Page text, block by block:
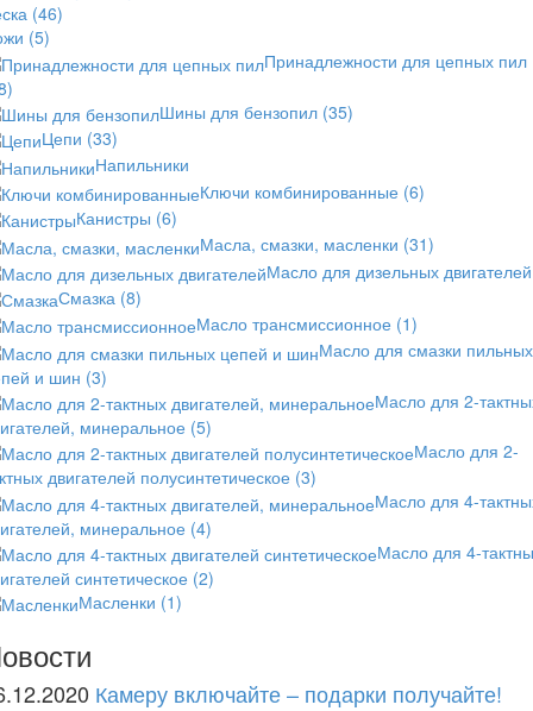
(46)
(5)
Принадлежности для цепных пил
Шины для бензопил (35)
Цепи (33)
Напильники
Ключи комбинированные (6)
Канистры (6)
Масла, смазки, масленки (31)
Масло для дизельных двигателей
Смазка (8)
Масло трансмиссионное (1)
Масло для смазки пильных
и шин (3)
Масло для 2-
минеральное (5)
Масло для 2-
двигателей полусинтетическое (3)
Масло для 4-
минеральное (4)
Масло для 4-
синтетическое (2)
Масленки (1)
Камеру включайте – подарки получайте!